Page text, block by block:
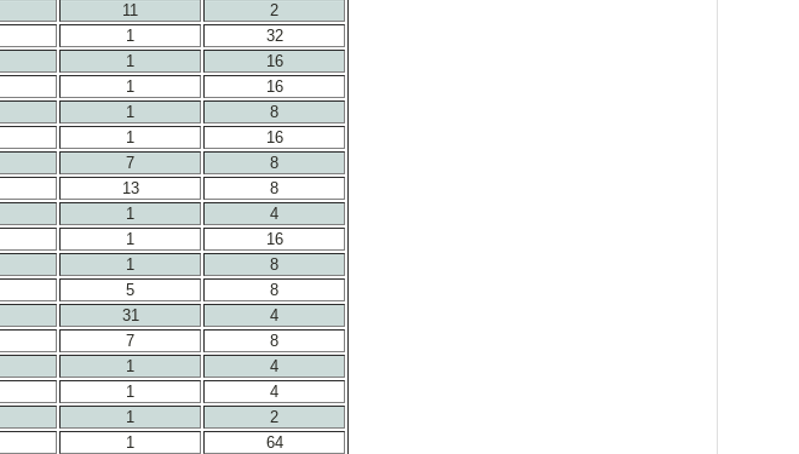
11
2
1
32
1
16
1
16
1
8
1
16
7
8
13
8
1
4
1
16
1
8
5
8
31
4
7
8
1
4
1
4
1
2
1
64